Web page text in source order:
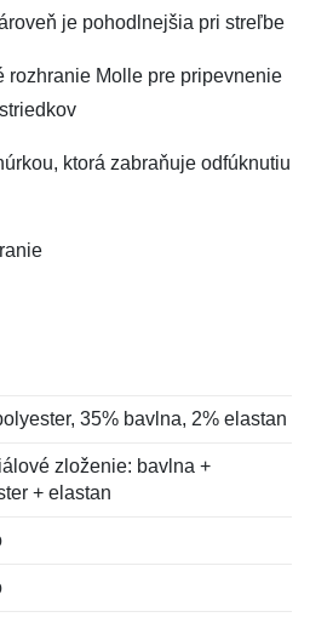
je pohodlnejšia pri streľbe
rozhranie Molle pre pripevnenie
ktorá zabraňuje odfúknutiu
35% bavlna, 2% elastan
zloženie: bavlna +
+ elastan